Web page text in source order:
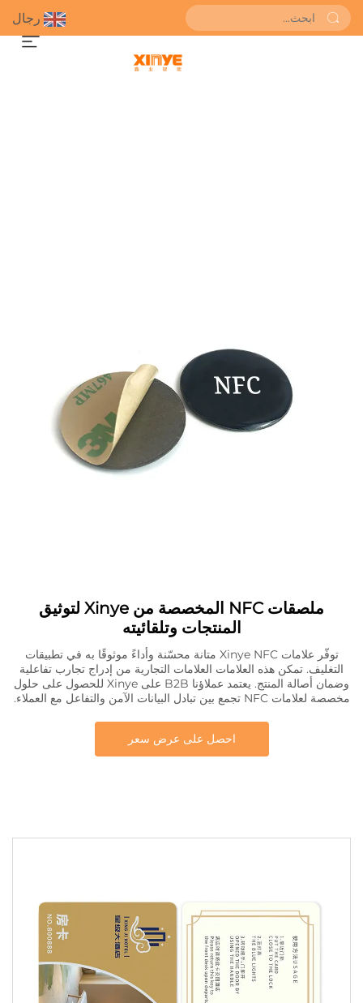
رجال
ملصقات NFC المخصصة من Xinye لتوثيق
المنتجات وتلقائيته
توفّر علامات Xinye NFC متانة محسّنة وأداءً موثوقًا به في تطبيقات
التغليف. تمكن هذه العلامات العلامات التجارية من إدراج تجارب تفاعلية
وضمان أصالة المنتج. يعتمد عملاؤنا B2B على Xinye للحصول على حلول
مخصصة لعلامات NFC تجمع بين تبادل البيانات الآمن والتفاعل مع العملاء.
احصل على عرض سعر